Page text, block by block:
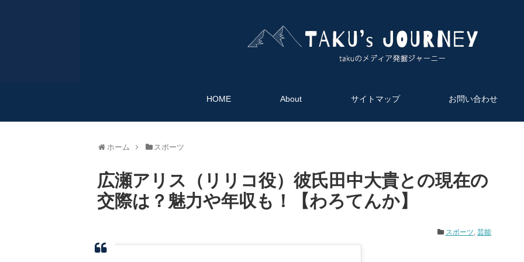
HOME About サイトマップ お問い合わせ
ホーム スポーツ
広瀬アリス（リリコ役）彼氏田中大貴との現在の
交際は？魅力や年収も！【わろてんか】
スポーツ, 芸能
HOME